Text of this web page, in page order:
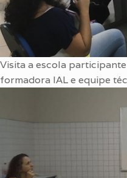
Visita a escola
formadora IAL e equipe